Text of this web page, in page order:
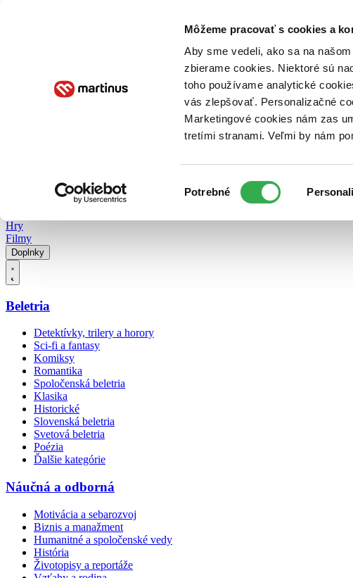
Môžeme pracovať s cookies a
Aby sme vedeli, ako sa na
zbierame cookies. Niektoré sú
toho používame analytické
vás zlepšovať. Personalizačné
Marketingové cookies nám zas
tretími stranami. Veľmi by nám
súhlasu
Potrebné
Poukážky Kontakt
Hry
Filmy
Doplnky
Beletria
Detektívky, trilery a horory
Sci-fi a fantasy
Komiksy
Romantika
Spoločenská beletria
Klasika
Historické
Slovenská beletria
Svetová beletria
Poézia
Ďalšie kategórie
Náučná a odborná
Motivácia a sebarozvoj
Biznis a manažment
Humanitné a spoločenské vedy
História
Životopisy a reportáže